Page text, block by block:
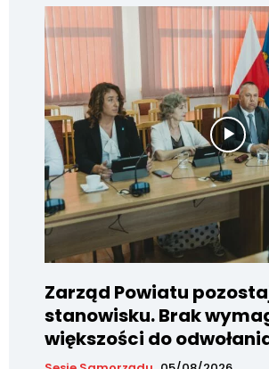
Zarząd Powiatu
stanowisku. Brak
większości do